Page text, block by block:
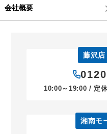
会社概要
藤沢
10:00～19:00 / 定
湘南モ